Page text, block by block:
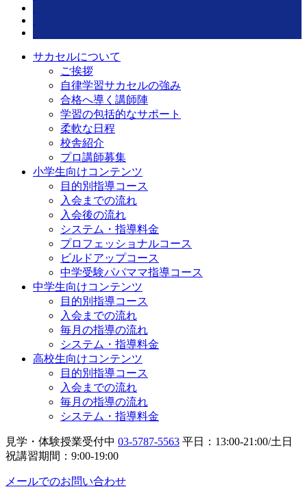
サカセルについて
ご挨拶
自律学習サカセルの強み
合格へ導く講師陣
学習の包括的なサポート
柔軟な日程
校舎紹介
プロ講師募集
小学生向けコンテンツ
目的別指導コース
入会までの流れ
入会後の流れ
システム・指導料金
プロフェッショナルコース
ビルドアップコース
中学受験パパママ指導コース
中学生向けコンテンツ
目的別指導コース
入会までの流れ
毎月の指導の流れ
システム・指導料金
高校生向けコンテンツ
目的別指導コース
入会までの流れ
毎月の指導の流れ
システム・指導料金
見学・体験授業受付中 03-5787-5563 平日：13:00-21:00/土日
祝講習期間：9:00-19:00
メールでのお問い合わせ